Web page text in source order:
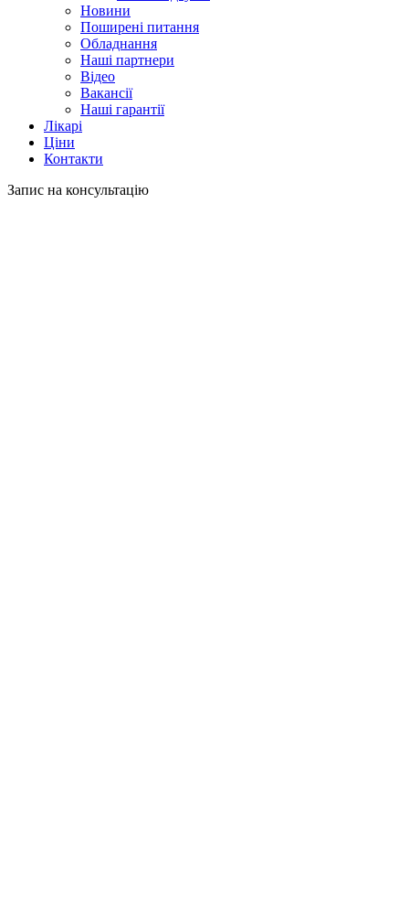
Новини
Поширені питання
Обладнання
Наші партнери
Відео
Вакансії
Наші гарантії
Лікарі
Ціни
Контакти
Запис на консультацію